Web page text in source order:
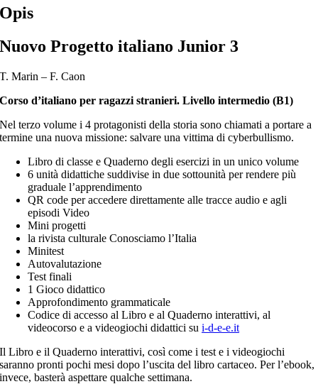
Opis
Nuovo Progetto italiano Junior 3
T. Marin – F. Caon
Corso d’italiano per ragazzi stranieri. Livello intermedio (B1)
Nel terzo volume i 4 protagonisti della storia sono chiamati a portare a
termine una nuova missione: salvare una vittima di cyberbullismo.
Libro di classe e Quaderno degli esercizi in un unico volume
6 unità didattiche suddivise in due sottounità per rendere più
graduale l’apprendimento
QR code per accedere direttamente alle tracce audio e agli
episodi Video
Mini progetti
la rivista culturale Conosciamo l’Italia
Minitest
Autovalutazione
Test finali
1 Gioco didattico
Approfondimento grammaticale
Codice di accesso al Libro e al Quaderno interattivi, al
videocorso e a videogiochi didattici sui-d-e-e.it
Il Libro e il Quaderno interattivi, così come i test e i videogiochi
saranno pronti pochi mesi dopo l’uscita del libro cartaceo. Per l’ebook,
invece, basterà aspettare qualche settimana.